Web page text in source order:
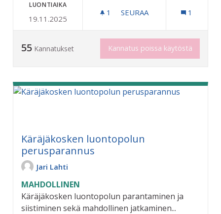
LUONTIAIKA
19.11.2025
1 1 SEURAAJA
SEURAA 1
55 Kannatukset Kannatus poissa käytöstä
Käräjäkosken luontopolun
perusparannus
Jari Lahti
MAHDOLLINEN
Käräjäkosken luontopolun parantaminen ja
siistiminen sekä mahdollinen jatkaminen...